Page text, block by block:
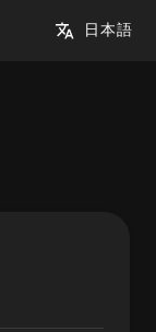
日本語